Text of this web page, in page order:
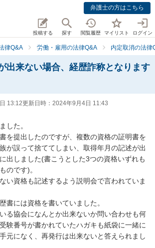
弁護士の方はこちら
投稿する 探す 閲覧履歴 マイリスト ログイン
律Q&A 労働・雇用の法律Q&A 内定取消の法律
出来ない場合、経歴詐称となります
13:12更新日時： 2024年9月4日 11:43
した。
を提出したのですが、複数の資格の証明書を
が誤って捨ててしまい、取得年月の記述が出
出しました(書こうとした3つの資格いずれも
のです)。
い資格も記述するよう説明会で言われていま
書には資格を書いていました。
る協会になんとか出来ないか問い合わせも何
験番号が書かれていたハガキも紙袋に一緒に
元になく、再発行は出来ないと答えられまし